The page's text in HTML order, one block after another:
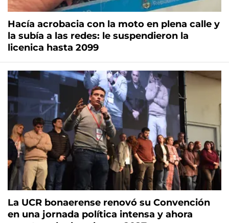
Hacía acrobacia con la moto en plena calle y
la subía a las redes: le suspendieron la
licenica hasta 2099
La UCR bonaerense renovó su Convención
en una jornada política intensa y ahora